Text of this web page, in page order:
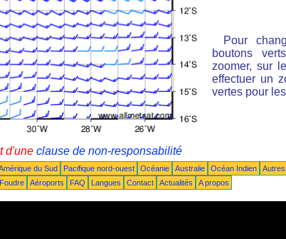
Pour
boutons
zoomer, sur
effectuer un
vertes pour
d'une clause de non-responsabilité
du Sud Pacifique nord-ouest Océanie Australie Océan Indien
Autres
Foudre Aéroports FAQ Langues Contact Actualités A propos